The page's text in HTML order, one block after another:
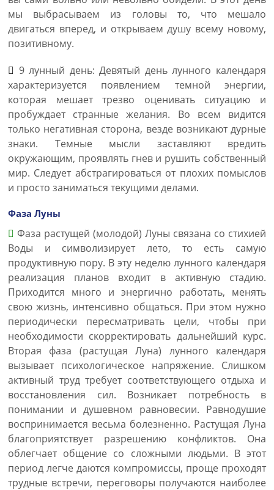
мы выбрасываем из головы то, что мешало
двигаться вперед, и открываем душу всему новому,
позитивному.
9 лунный день: Девятый день лунного календаря
характеризуется появлением темной энергии,
которая мешает трезво оценивать ситуацию и
пробуждает странные желания. Во всем видится
только негативная сторона, везде возникают дурные
знаки. Темные мысли заставляют вредить
окружающим, проявлять гнев и рушить собственный
мир. Следует абстрагироваться от плохих помыслов
и просто заниматься текущими делами.
Фаза Луны
Фаза растущей (молодой) Луны связана со стихией
Воды и символизирует лето, то есть самую
продуктивную пору. В эту неделю лунного календаря
реализация планов входит в активную стадию.
Приходится много и энергично работать, менять
свою жизнь, интенсивно общаться. При этом нужно
периодически пересматривать цели, чтобы при
необходимости скорректировать дальнейший курс.
Вторая фаза (растущая Луна) лунного календаря
вызывает психологическое напряжение. Слишком
активный труд требует соответствующего отдыха и
восстановления сил. Возникает потребность в
понимании и душевном равновесии. Равнодушие
воспринимается весьма болезненно. Растущая Луна
благоприятствует разрешению конфликтов. Она
облегчает общение со сложными людьми. В этот
период легче даются компромиссы, проще проходят
трудные встречи, переговоры получаются наиболее